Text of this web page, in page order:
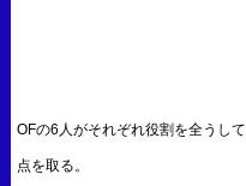
OFの6人がそれぞれ役割を全うして
点を取る。